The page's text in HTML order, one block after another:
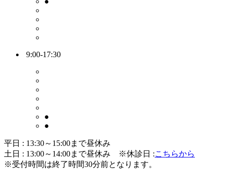
9:00-17:30
●
●
平日 : 13:30～15:00まで昼休み
土日 : 13:00～14:00まで昼休み
※休診日 :こちらから
※受付時間は終了時間30分前となります。